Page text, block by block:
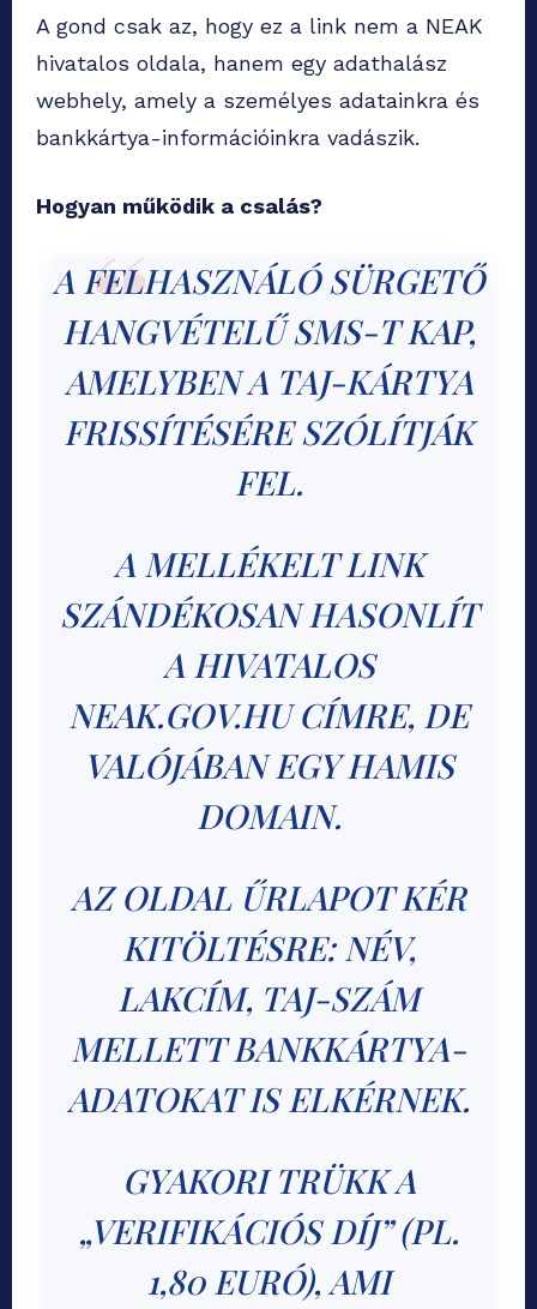
A gond csak az, hogy ez a link nem a NEAK
hivatalos oldala, hanem egy adathalász
webhely, amely a személyes adatainkra és
bankkártya-információinkra vadászik.
Hogyan működik a csalás?
A FELHASZNÁLÓ SÜRGETŐ
HANGVÉTELŰ SMS-T KAP,
AMELYBEN A TAJ-KÁRTYA
FRISSÍTÉSÉRE SZÓLÍTJÁK
FEL.
A MELLÉKELT LINK
SZÁNDÉKOSAN HASONLÍT
A HIVATALOS
NEAK.GOV.HU CÍMRE, DE
VALÓJÁBAN EGY HAMIS
DOMAIN.
AZ OLDAL ŰRLAPOT KÉR
KITÖLTÉSRE: NÉV,
LAKCÍM, TAJ-SZÁM
MELLETT BANKKÁRTYA-
ADATOKAT IS ELKÉRNEK.
GYAKORI TRÜKK A
„VERIFIKÁCIÓS DÍJ” (PL.
1,80 EURÓ), AMI